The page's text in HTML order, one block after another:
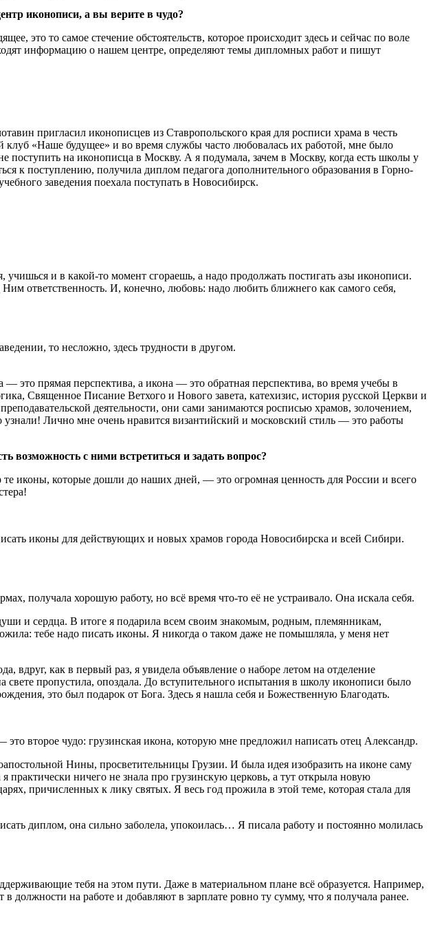
иконописи, а вы верите в чудо?
это то самое стечение обстоятельств, которое происходит здесь и сейчас по воле
информацию о нашем центре, определяют темы дипломных работ и пишут
пригласил иконописцев из Ставропольского края для росписи храма в честь
«Наше будущее» и во время службы часто любовалась их работой, мне было
на иконописца в Москву. А я подумала, зачем в Москву, когда есть школы у
к поступлению, получила диплом педагога дополнительного образования в Горно-
заведения поехала поступать в Новосибирск.
и в какой-то момент сгораешь, а надо продолжать постигать азы иконописи.
ответственность. И, конечно, любовь: надо любить ближнего как самого себя,
то несложно, здесь трудности в другом.
прямая перспектива, а икона — это обратная перспектива, во время учебы в
Священное Писание Ветхого и Нового завета, катехизис, история русской Церкви и
деятельности, они сами занимаются росписью храмов, золочением,
Лично мне очень нравится византийский и московский стиль — это работы
с ними встретиться и задать вопрос?
иконы, которые дошли до наших дней, — это огромная ценность для России и всего
иконы для действующих и новых храмов города Новосибирска и всей Сибири.
получала хорошую работу, но всё время что-то её не устраивало. Она искала себя.
и сердца. В итоге я подарила всем своим знакомым, родным, племянникам,
тебе надо писать иконы. Я никогда о таком даже не помышляла, у меня нет
вдруг, как в первый раз, я увидела объявление о наборе летом на отделение
пропустила, опоздала. До вступительного испытания в школу иконописи было
это был подарок от Бога. Здесь я нашла себя и Божественную Благодать.
второе чудо: грузинская икона, которую мне предложил написать отец Александр.
Нины, просветительницы Грузии. И была идея изобразить на иконе саму
ничего не знала про грузинскую церковь, а тут открыла новую
причисленных к лику святых. Я весь год прожила в этой теме, которая стала для
диплом, она сильно заболела, упокоилась… Я писала работу и постоянно молилась
тебя на этом пути. Даже в материальном плане всё образуется. Например,
на работе и добавляют в зарплате ровно ту сумму, что я получала ранее.